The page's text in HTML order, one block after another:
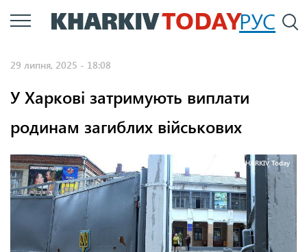
Перейти
до
РУС
29 липня, 2025 - 18:08
У Харкові затримують виплати
родинам загиблих військових
Фото: KHARKIV Today